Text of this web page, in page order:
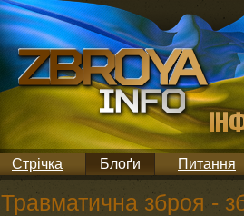
Стрічка Блоґи Питання
Травматична зброя -